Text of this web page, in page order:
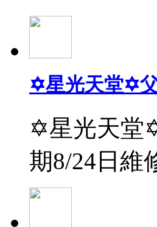
✡星光天堂✡
✡星光天堂
期8/24日維